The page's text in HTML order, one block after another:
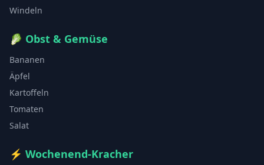
Windeln
🥬 Obst & Gemüse
Bananen
Äpfel
Kartoffeln
Tomaten
Salat
⚡ Wochenend-Kracher